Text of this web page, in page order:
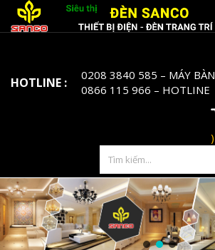
HOTLINE : 0208 3840 585 – MÁY BÀN
0866 115 966 – HOTLINE
)